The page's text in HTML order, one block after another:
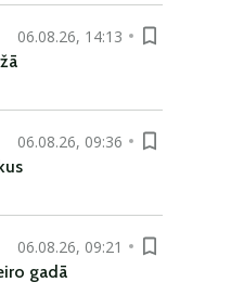
06.08.26, 14:13
06.08.26, 09:36
06.08.26, 09:21
gadā